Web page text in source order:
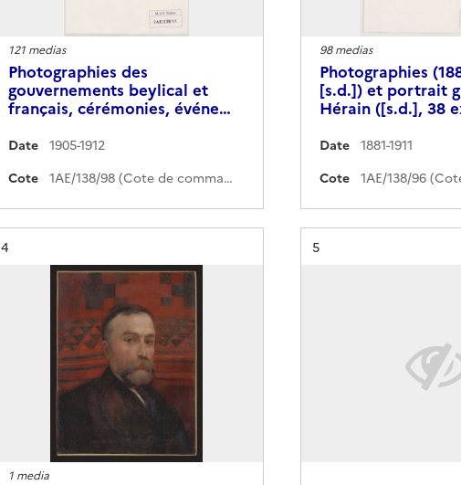
121 medias
Photographies des
gouvernements beylical et
français, cérémonies, événe…
Date 1905-1912
Cote
1AE/138/98 (Cote de commande)
98 medias
Photographies
[s.d.]) et portrait
Hérain ([s.d.], 38
Date
1881-1911
Cote
Résultat n°
4
1 media
Résultat n°
5